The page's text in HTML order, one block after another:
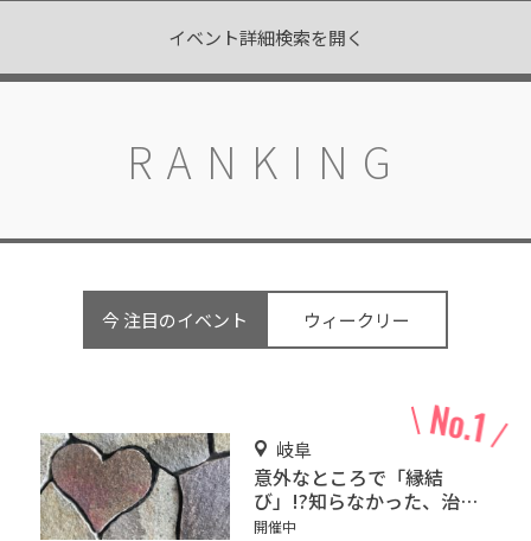
イベント詳細検索を開く
RANKING
今 注目のイベント ウィークリー
岐阜
意外なところで「縁結
び」!?知らなかった、治水
神社の深い歴史！
開催中